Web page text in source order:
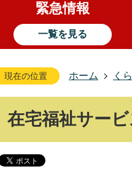
緊急情報
一覧を見る
現在の位置 ホーム く
在宅福祉サービ